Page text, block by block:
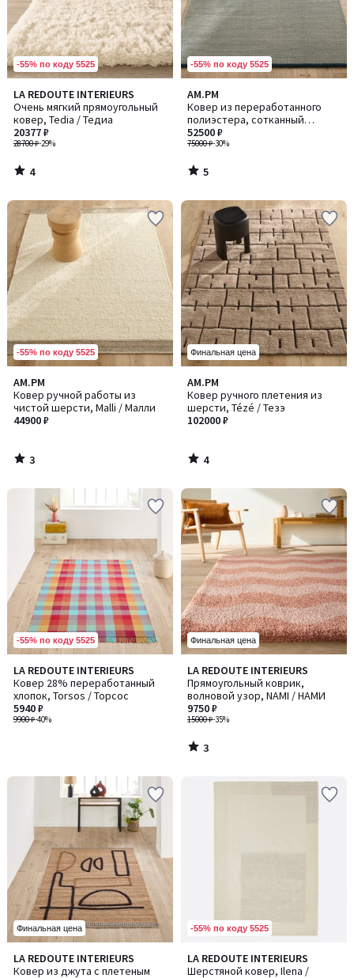
-55% по коду 5525
LA REDOUTE INTERIEURS
Очень мягкий прямоугольный
ковер, Tedia / Тедиа
28700 ₽-29%
20377 ₽
4
/
5
4
/
-55% по коду 5525
AM.PM
Ковер из переработанного
полиэстера, сотканный
вручную, Seura / Сэура
75000 ₽-30%
52500 ₽
5
/
5
5
/
-55% по коду 5525
AM.PM
Ковер ручной работы из
чистой шерсти, Malli / Малли
44900 ₽
3
/
5
3
/
Финальная цена
AM.PM
Ковер ручного плетения из
шерсти, Tézé / Тезэ
102000 ₽
4
/
5
4
/
-55% по коду 5525
LA REDOUTE INTERIEURS
Ковер 28% переработанный
хлопок, Torsos / Торсос
9900 ₽-40%
5940 ₽
Финальная цена
LA REDOUTE INTERIEURS
Прямоугольный коврик,
волновой узор, NAMI / НАМИ
15000 ₽-35%
9750 ₽
3
/
5
3
/
Финальная цена
LA REDOUTE INTERIEURS
Ковер из джута с плетеным
4
/
-55% по коду 5525
LA REDOUTE INTERIEURS
Шерстяной ковер, Ilena /
1
/